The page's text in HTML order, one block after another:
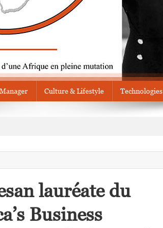
Culture & Lifestyle Technologies
lauréate du
Business